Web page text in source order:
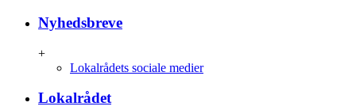
Nyhedsbreve
+
Lokalrådets sociale medier
Lokalrådet